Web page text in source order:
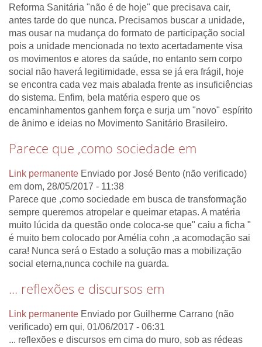
Reforma Sanitária "não é de hoje" que precisava cair,
antes tarde do que nunca. Precisamos buscar a unidade,
mas ousar na mudança do formato de participação social
pois a unidade mencionada no texto acertadamente visa
os movimentos e atores da saúde, no entanto sem corpo
social não haverá legitimidade, essa se já era frágil, hoje
se encontra cada vez mais abalada frente as insuficiências
do sistema. Enfim, bela matéria espero que os
encaminhamentos ganhem força e surja um "novo" espírito
de ânimo e ideias no Movimento Sanitário Brasileiro.
Parece que ,como sociedade em
Link permanente Enviado por José Bento (não verificado)
em dom, 28/05/2017 - 11:38
Parece que ,como sociedade em busca de transformação
sempre queremos atropelar e queimar etapas. A matéria
muito lúcida da questão onde coloca-se que" caiu a ficha "
é muito bem colocado por Amélia cohn ,a acomodação sai
cara! Nunca será o Estado a solução mas a mobilização
social eterna,nunca cochile na guarda.
... reflexões e discursos em
Link permanente Enviado por Guilherme Carrano (não
verificado) em qui, 01/06/2017 - 06:31
... reflexões e discursos em cima do muro, sob as rédeas